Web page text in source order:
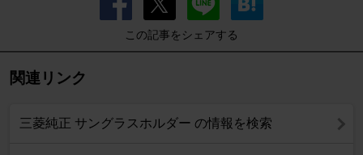
この記事をシェアする
関連リンク
三菱純正 サングラスホルダー の情報を検索